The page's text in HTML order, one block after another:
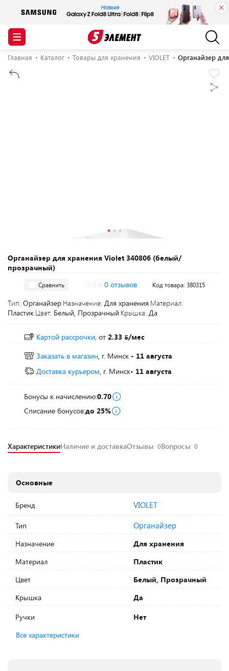
Главная Каталог Товары для хранения VIOLET Органайзер
Органайзер для хранения Violet 340806 (белый/
прозрачный)
Сравнить 0 отзывов Код товара: 380315
Тип: Органайзер Назначение: Для хранения Материал:
Пластик Цвет: Белый, Прозрачный Крышка: Да
Картой рассрочки, от 2.33
/мес
Заказать в магазин, г. Минск - 11 августа
Доставка курьером, г. Минск- 11 августа
Бонусы к начислению:0.70
Списание бонусов:до 25%
ХарактеристикиНаличие и доставкаОтзывы 0Вопросы 0
Основные
Бренд VIOLET
Тип Органайзер
Назначение
Для хранения
Материал
Пластик
Цвет
Белый, Прозрачный
Крышка
Да
Ручки
Нет
Все характеристики